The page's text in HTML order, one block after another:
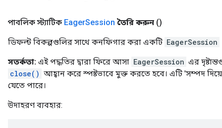
পাবলিক স্ট্যাটিক EagerSession তৈরি করুন ()
ডিফল্ট বিকল্পগুলির সাথে কনফিগার করা একটি EagerSession
সতর্কতা: এই পদ্ধতির দ্বারা ফিরে আসা EagerSession এর
close() আহ্বান করে স্পষ্টভাবে মুক্ত করতে হবে। এটি 'সম্পদ
যেতে পারে।
উদাহরণ ব্যবহার: